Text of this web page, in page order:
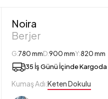
Noira
Berjer
G:780 mmD:900 mmY:820 mm
35 İş Günü İçinde Kargoda
Kumaş Adı:Keten Dokulu